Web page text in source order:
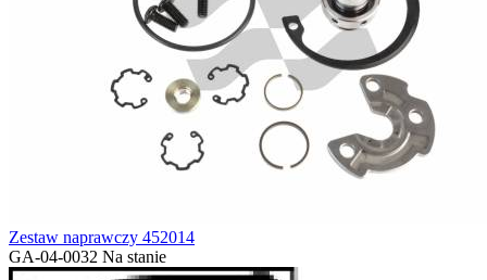
Zestaw naprawczy 452014
GA-04-0032 Na stanie